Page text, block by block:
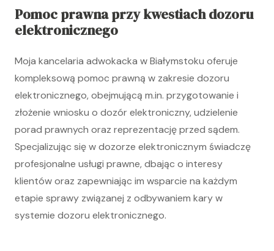
Pomoc prawna przy kwestiach dozoru
elektronicznego
Moja kancelaria adwokacka w Białymstoku oferuje
kompleksową pomoc prawną w zakresie dozoru
elektronicznego, obejmującą m.in. przygotowanie i
złożenie wniosku o dozór elektroniczny, udzielenie
porad prawnych oraz reprezentację przed sądem.
Specjalizując się w dozorze elektronicznym świadczę
profesjonalne usługi prawne, dbając o interesy
klientów oraz zapewniając im wsparcie na każdym
etapie sprawy związanej z odbywaniem kary w
systemie dozoru elektronicznego.